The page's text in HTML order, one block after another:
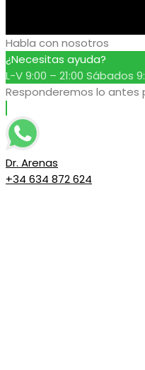
Habla con nosotros
¿Necesitas ayuda?
L-V 9:00 – 21:00 Sábados
Responderemos lo antes
Dr. Arenas
+34 634 872 624